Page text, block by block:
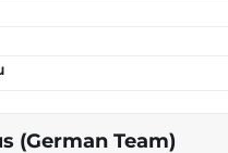
(German Team)